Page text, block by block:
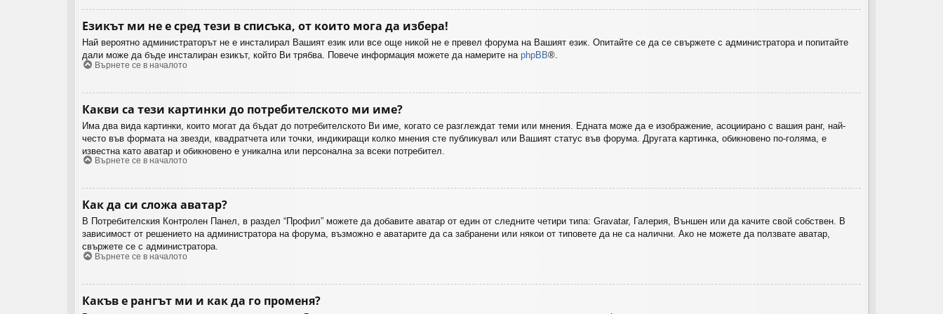
Езикът ми не е сред тези в списъка, от които мога да избера!
Най вероятно администраторът не е инсталирал Вашият език или все още никой не е превел форума на Вашият език. Опитайте се да се свържете с администратора и попитайте
дали може да бъде инсталиран езикът, който Ви трябва. Повече информация можете да намерите на phpBB®.
Върнете се в началото
Какви са тези картинки до потребителското ми име?
Има два вида картинки, които могат да бъдат до потребителското Ви име, когато се разглеждат теми или мнения. Едната може да е изображение, асоциирано с вашия ранг, най-
често във формата на звезди, квадратчета или точки, индикиращи колко мнения сте публикувал или Вашият статус във форума. Другата картинка, обикновено по-голяма, е
известна като аватар и обикновено е уникална или персонална за всеки потребител.
Върнете се в началото
Как да си сложа аватар?
В Потребителския Контролен Панел, в раздел “Профил” можете да добавите аватар от един от следните четири типа: Gravatar, Галерия, Външен или да качите свой собствен. В
зависимост от решението на администратора на форума, възможно е аватарите да са забранени или някои от типовете да не са налични. Ако не можете да ползвате аватар,
свържете се с администратора.
Върнете се в началото
Какъв е рангът ми и как да го променя?